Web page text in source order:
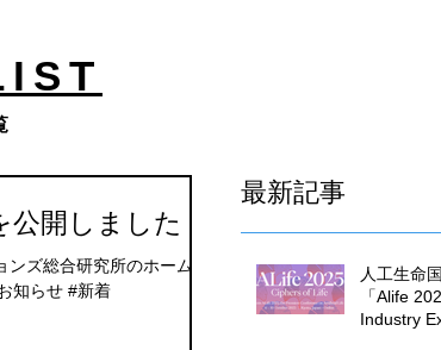
公開しました
ズ総合研究所のホームペ
知らせ #新着
最新記事
人工生命
「Alife
Industry